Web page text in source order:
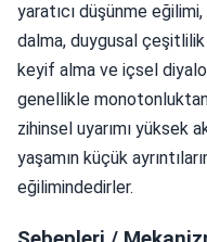
yaratıcı düşünme
dalma, duygusal
keyif alma ve içsel
genellikle monotonluktan
zihinsel uyarımı yüksek
yaşamın küçük
eğilimindedirler.